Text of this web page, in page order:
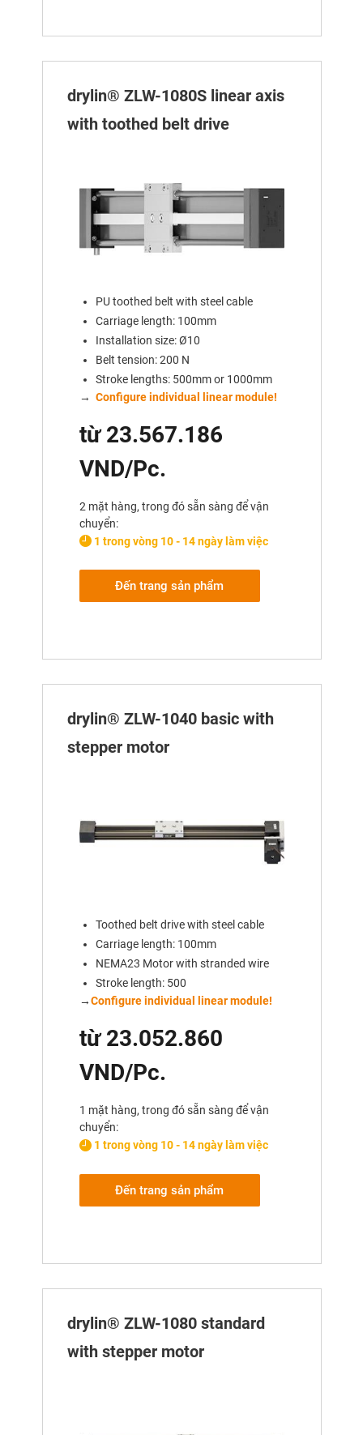
drylin® ZLW-1080S linear axis
with toothed belt drive
PU toothed belt with steel cable
Carriage length: 100mm
Installation size: Ø10
Belt tension: 200 N
Stroke lengths: 500mm or 1000mm
→ Configure individual linear module!
từ 23.567.186
VND/Pc.
2 mặt hàng, trong đó sẵn sàng để vận
chuyển:
1 trong vòng 10 - 14 ngày làm việc
Đến trang sản phẩm
drylin® ZLW-1040 basic with
stepper motor
Toothed belt drive with steel cable
Carriage length: 100mm
NEMA23 Motor with stranded wire
Stroke length: 500
→Configure individual linear module!
từ 23.052.860
VND/Pc.
1 mặt hàng, trong đó sẵn sàng để vận
chuyển:
1 trong vòng 10 - 14 ngày làm việc
Đến trang sản phẩm
drylin® ZLW-1080 standard
with stepper motor